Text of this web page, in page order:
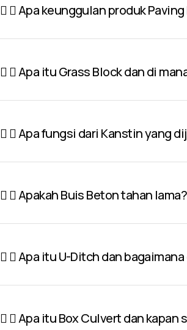
Apa keunggulan produk
Apa itu Grass Block dan di
Apa fungsi dari Kanstin yang
Apakah Buis Beton tahan lama?
Apa itu U-Ditch dan
Apa itu Box Culvert dan kapan